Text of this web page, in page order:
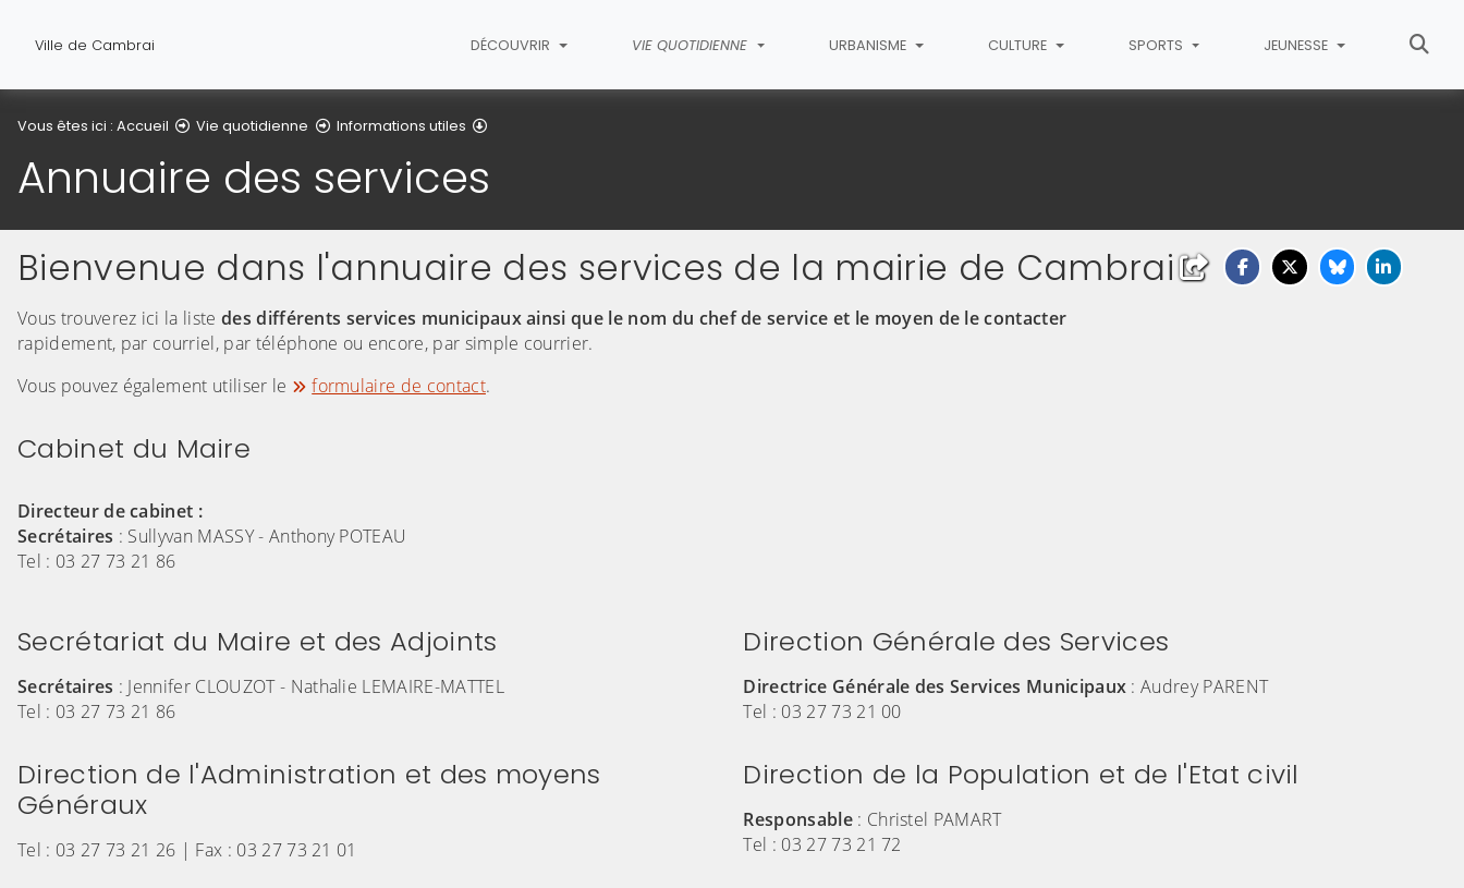
Ville de Cambrai DÉCOUVRIR VIE QUOTIDIENNE URBANISME CULTURE SPORTS JEUNESSE
Vous êtes ici : Accueil Vie quotidienne Informations utiles
Annuaire des services
Bienvenue dans l'annuaire des services de la mairie de Cambrai
Vous trouverez ici la liste des différents services municipaux ainsi que le nom du chef de service et le moyen de le contacter
rapidement, par courriel, par téléphone ou encore, par simple courrier.
Vous pouvez également utiliser le
formulaire de contact.
Cabinet du Maire
Directeur de cabinet :
Secrétaires : Sullyvan MASSY - Anthony POTEAU
Tel : 03 27 73 21 86
Secrétariat du Maire et des Adjoints
Secrétaires : Jennifer CLOUZOT - Nathalie LEMAIRE-MATTEL
Tel : 03 27 73 21 86
Direction de l'Administration et des moyens
Généraux
Tel : 03 27 73 21 26 | Fax : 03 27 73 21 01
Direction Générale des Services
Directrice Générale des Services Municipaux : Audrey PARENT
Tel : 03 27 73 21 00
Direction de la Population et de l'Etat civil
Responsable: Christel PAMART
Tel : 03 27 73 21 72